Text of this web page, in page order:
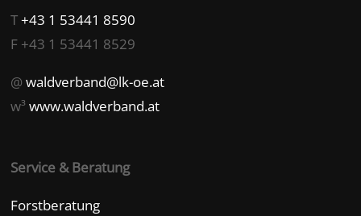
T+43 1 53441 8590
F +43 1 53441 8529
@waldverband@lk-oe.at
w³www.waldverband.at
Service & Beratung
Forstberatung